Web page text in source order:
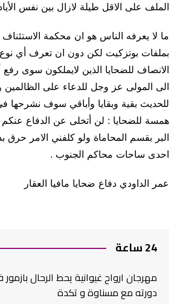
الملف على الاقل طيلة لازال بين نفس
ما لا يعرفه الناس هو ان محكمة الاستئناف
بملفات بوتزكيت لكن دون ان تعرف أي
الانصاف للضحايا الذين لايملكون سوى
الى المولى عز وجل للدعاء على الظالمين
للحديث بقية وبقايا وأباقي سوف نشرحها
همسة للضحايا : لن أتخلى عن الدفاع
البر بقسم المحاماة ولو كلفني الامر حرق
احدى ساحات محاكم الجنوب .
عمر الداودي دفاع ضحايا مافيا العقار
24 ساعة
مهرجان ارواح غيوانية يحط الرحال بازمور
دورته مع مسناوة و تكدة